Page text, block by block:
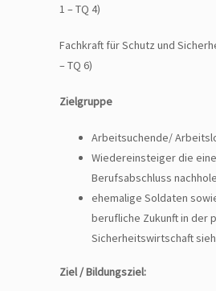
1 – TQ 4)
Fachkraft für Schutz und
– TQ 6)
Zielgruppe
Arbeitsuchende/
Wiedereinsteiger die
Berufsabschluss
ehemalige Soldaten
berufliche Zukunft in der
Sicherheitswirtschaft
Ziel / Bildungsziel: